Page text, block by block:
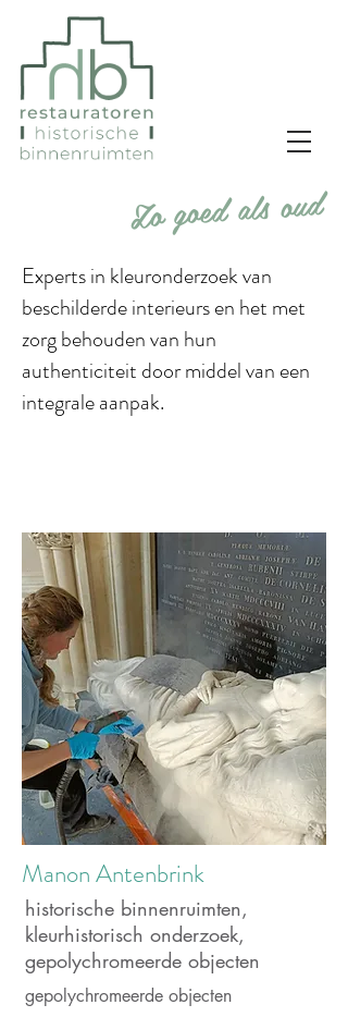
Experts in kleuronderzoek van
beschilderde interieurs en het met
zorg behouden van hun
authenticiteit door middel van een
integrale aanpak.
​Zo goed als oud
Manon Antenbrink
historische binnenruimten,
kleurhistorisch onderzoek,
gepolychromeerde objecten
gepolychromeerde objecten